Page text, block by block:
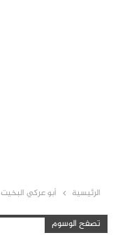
الرئيسية أبو عركي البخيت
تصفح الوسوم